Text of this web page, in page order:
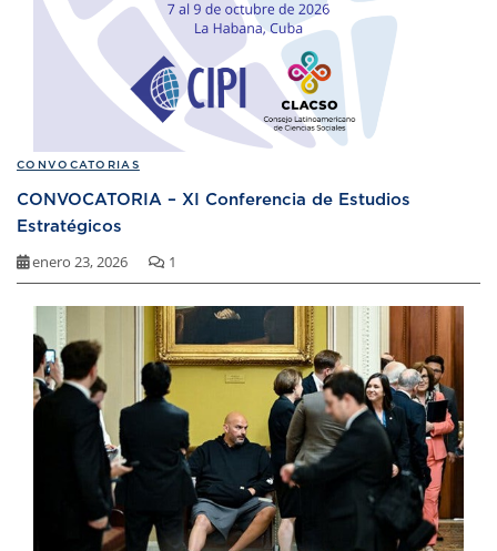
CONVOCATORIAS
CONVOCATORIA – XI Conferencia de Estudios
Estratégicos
enero 23, 2026 1